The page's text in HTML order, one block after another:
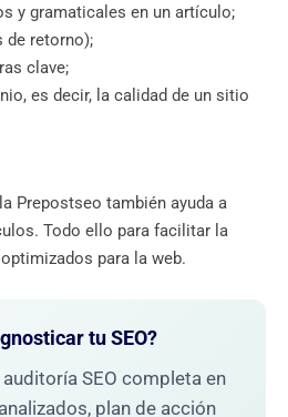
y gramaticales en un artículo;
de retorno);
clave;
es decir, la calidad de un sitio
Prepostseo también ayuda a
Todo ello para facilitar la
para la web.
tu SEO?
SEO completa en
plan de acción